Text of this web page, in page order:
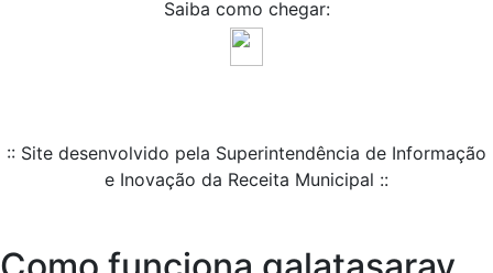
Saiba como chegar:
:: Site desenvolvido pela Superintendência de Informação
e Inovação da Receita Municipal ::